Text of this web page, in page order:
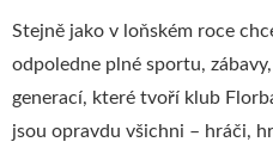
Stejně jako v loňském roce
odpoledne plné sportu,
generací, které tvoří klub
jsou opravdu všichni – hráči,